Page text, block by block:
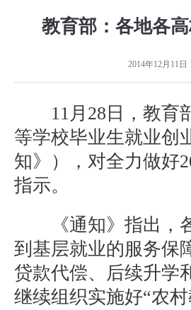
教育部：各地各
2014年12月11日
11月28日，教育部
等学校毕业生就业创
知》），对全力做好
指示。
《通知》指出，各
到基层就业的服务保
贷款代偿、后续升学
继续组织实施好“农